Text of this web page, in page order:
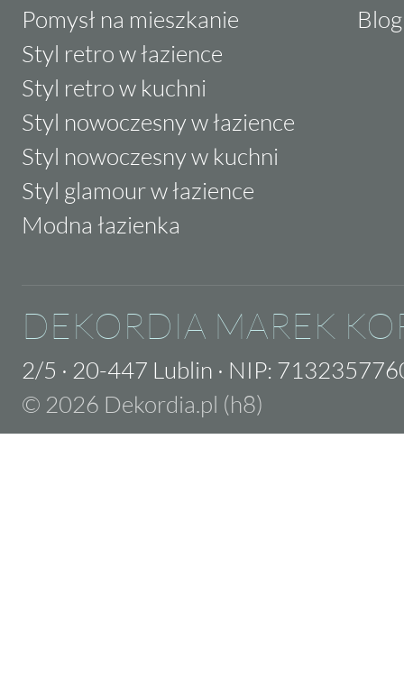
Pomysł na mieszkanie
Styl retro w łazience
Styl retro w kuchni
Styl nowoczesny w łazience
Styl nowoczesny w kuchni
Styl glamour w łazience
Modna łazienka
Blog
DEKORDIA MAREK
2/5 · 20-447 Lublin · NIP:
© 2026 Dekordia.pl (h8)